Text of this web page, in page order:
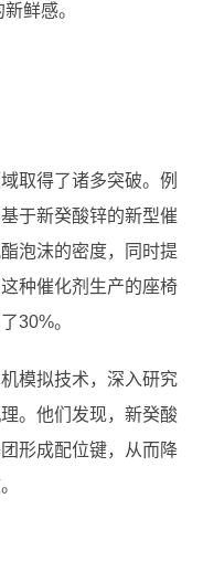
鲜感。
取得了诸多突破。例
于新癸酸锌的新型催
泡沫的密度，同时提
种催化剂生产的座椅
30%。
模拟技术，深入研究
。他们发现，新癸酸
形成配位键，从而降